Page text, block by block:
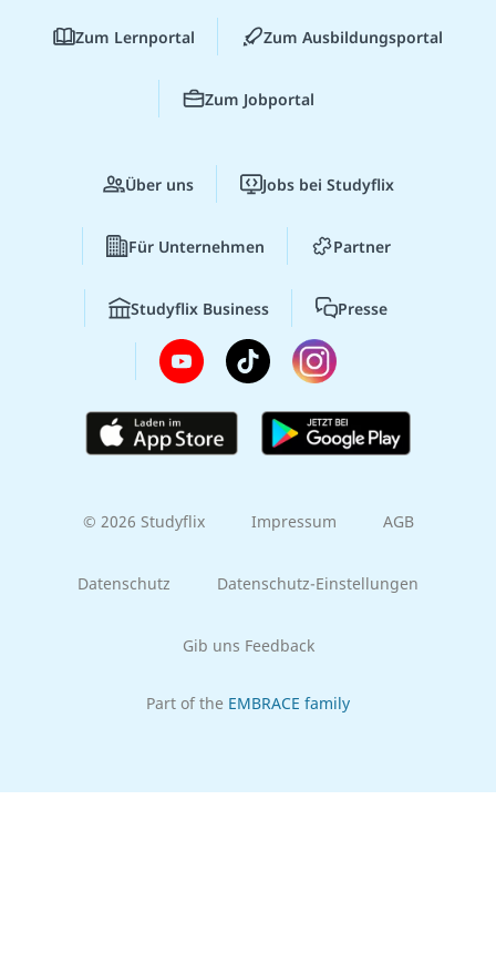
Zum Lernportal Zum Ausbildungsportal
Zum Jobportal
Über uns Jobs bei Studyflix
Für Unternehmen Partner
Studyflix Business Presse
© 2026 Studyflix Impressum AGB
Datenschutz Datenschutz-Einstellungen
Gib uns Feedback
Part of the EMBRACE family